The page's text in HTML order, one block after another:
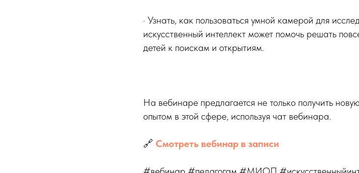
· Узнать, как пользоваться умной камерой для
искусственный интеллект может помочь решать
детей к поискам и открытиям.
На вебинаре предлагается не только получить
опытом в этой сфере, используя чат вебинара.
🔗 Смотреть вебинар в записи